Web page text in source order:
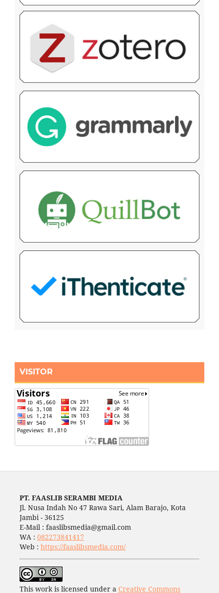
VISITOR
PT. FAASLIB SERAMBI MEDIA
Jl. Nusa Indah No 47 Rawa Sari, Alam Barajo, Kota
Jambi - 36125
E-Mail : faaslibsmedia@gmail.com
WA : 082273841417
Web : https://faaslibsmedia.com/
This work is licensed under a Creative Commons